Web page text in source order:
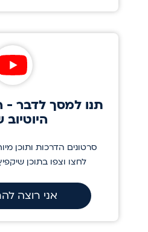
תנו למסך לדבר -
היוטיוב
סרטונים הדרכות ותוכן
לחצו וצפו בתוכן
אני רוצה